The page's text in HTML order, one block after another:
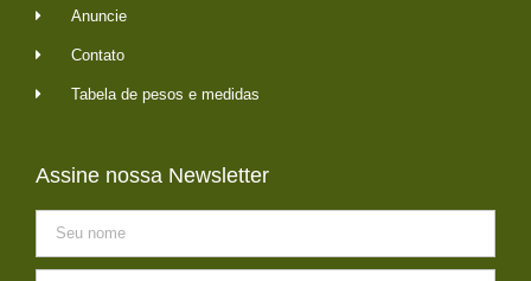
Anuncie
Contato
Tabela de pesos e medidas
Assine nossa Newsletter